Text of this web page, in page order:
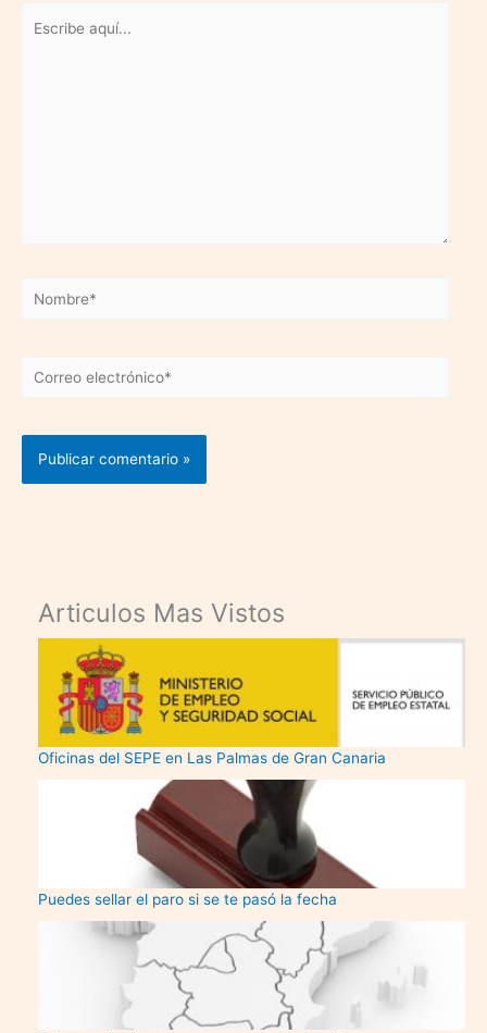
Nombre*
Correo
Articulos Mas Vistos
Oficinas del SEPE en Las Palmas de Gran Canaria
Puedes sellar el paro si se te pasó la fecha